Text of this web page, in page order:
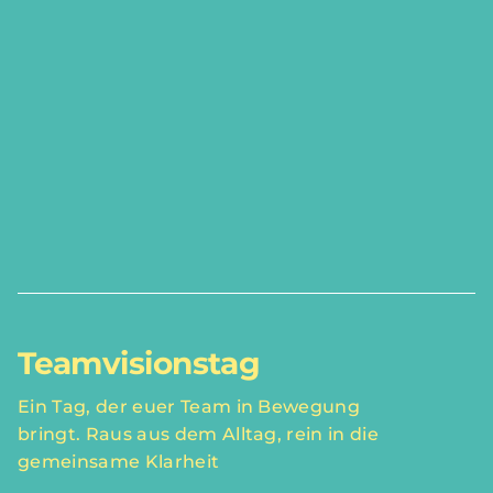
Teamvisionstag
Ein Tag, der euer Team in Bewegung
bringt. Raus aus dem Alltag, rein in die
gemeinsame Klarheit